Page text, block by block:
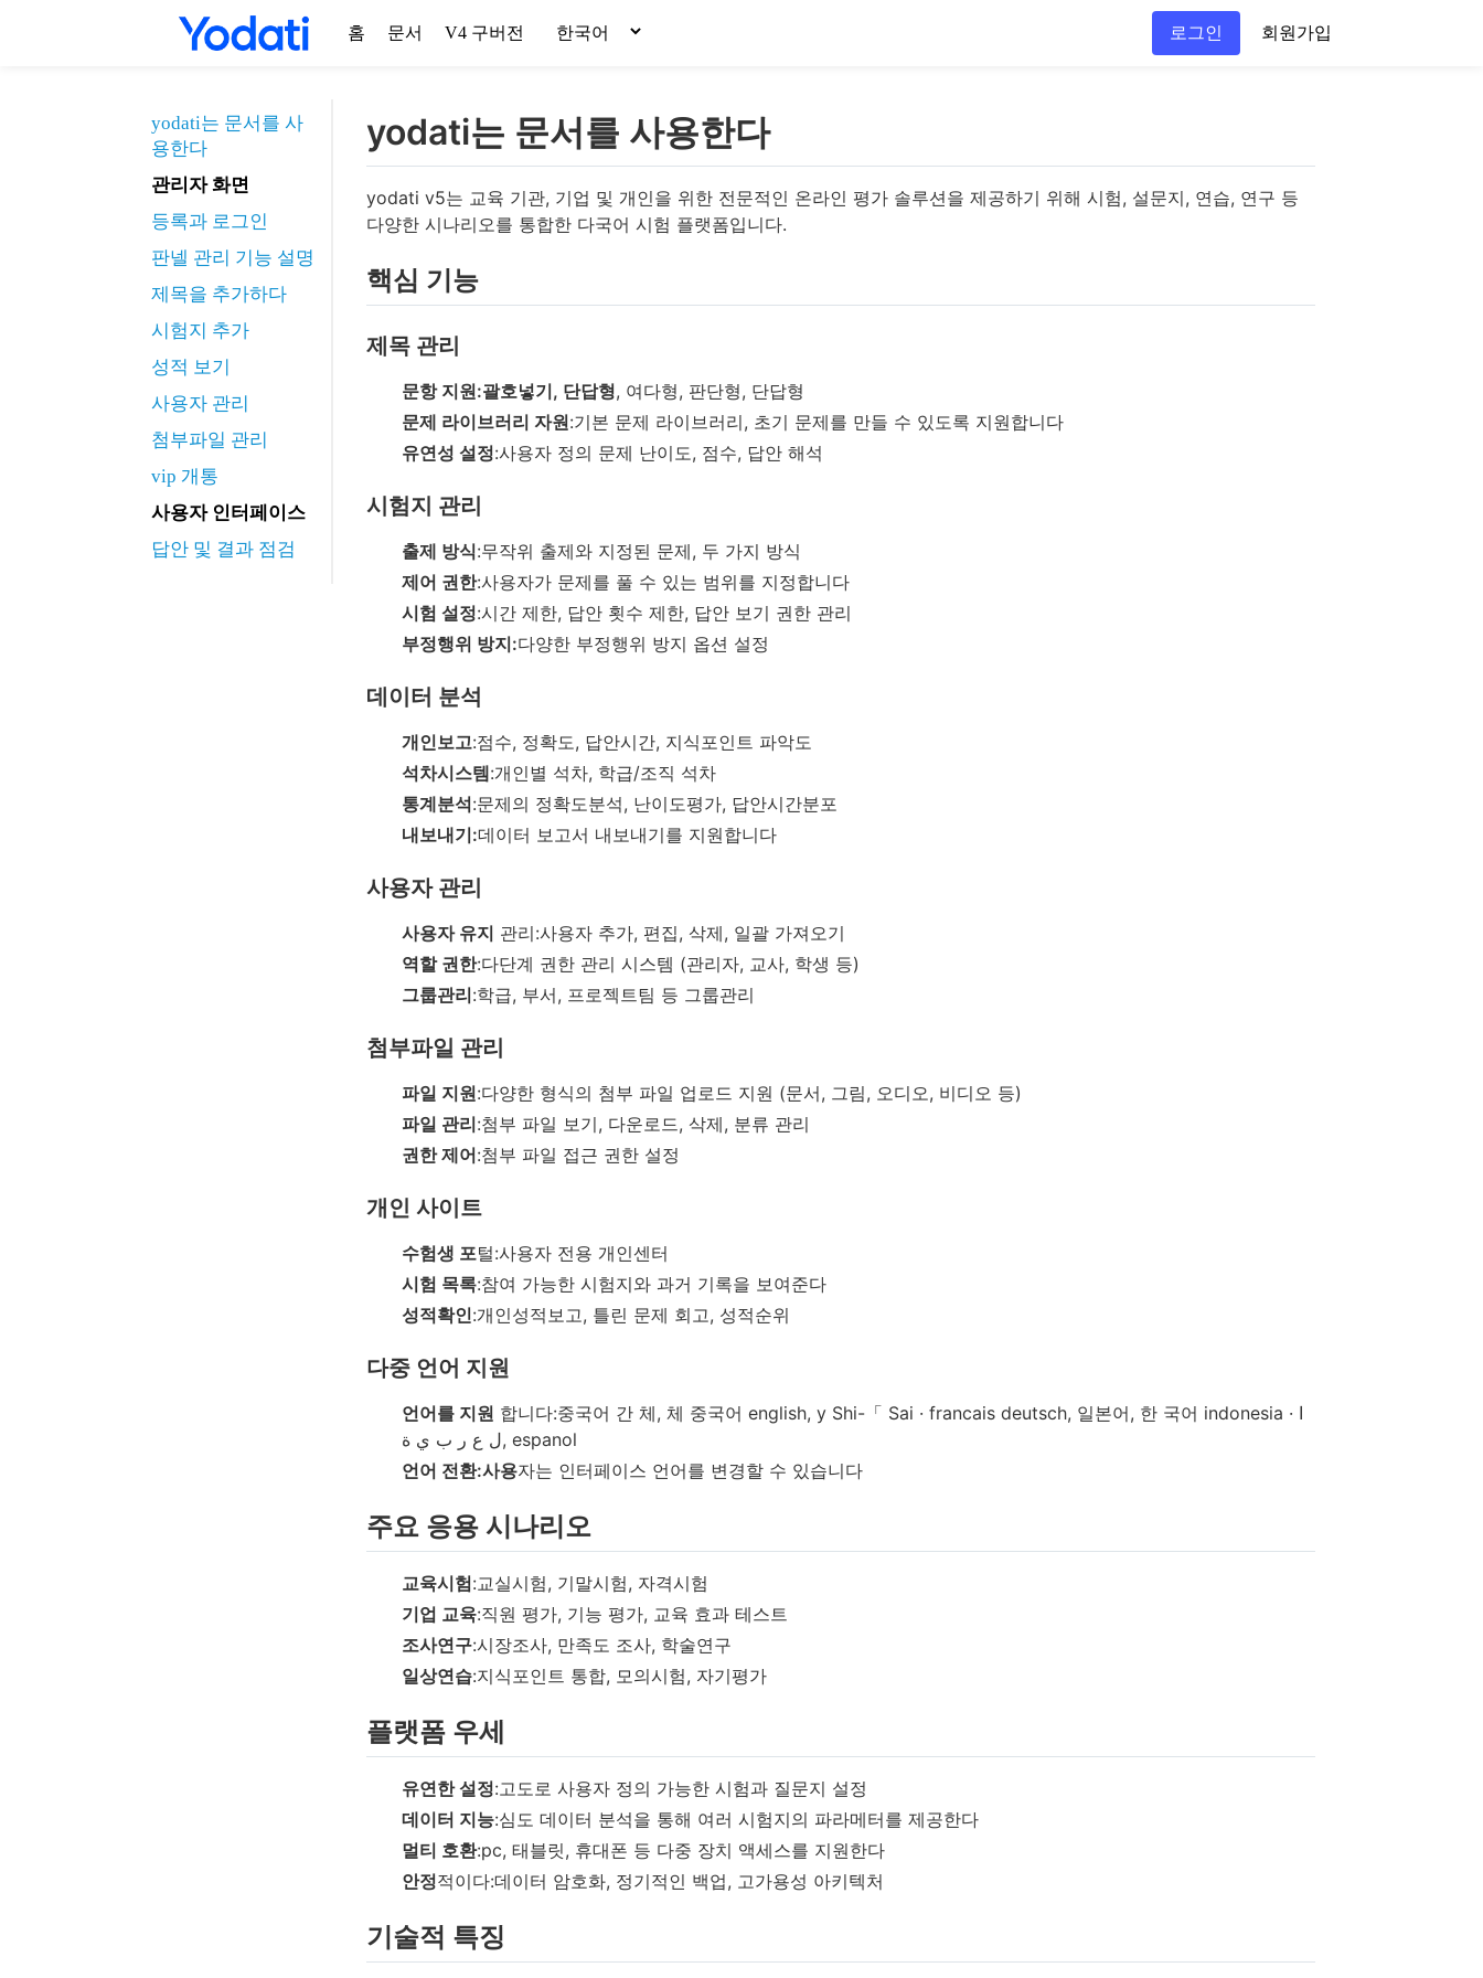
홈 문서 V4 구버전 로그인 회원가입
yodati는 문서를 사
용한다
관리자 화면
등록과 로그인
판넬 관리 기능 설명
제목을 추가하다
시험지 추가
성적 보기
사용자 관리
첨부파일 관리
vip 개통
사용자 인터페이스
답안 및 결과 점검
yodati는 문서를 사용한다
yodati v5는 교육 기관, 기업 및 개인을 위한 전문적인 온라인 평가 솔루션을 제공하기 위해 시험, 설문지, 연습, 연구 등
다양한 시나리오를 통합한 다국어 시험 플랫폼입니다.
핵심 기능
제목 관리
문항 지원:괄호넣기, 단답형, 여다형, 판단형, 단답형
문제 라이브러리 자원:기본 문제 라이브러리, 초기 문제를 만들 수 있도록 지원합니다
유연성 설정:사용자 정의 문제 난이도, 점수, 답안 해석
시험지 관리
출제 방식:무작위 출제와 지정된 문제, 두 가지 방식
제어 권한:사용자가 문제를 풀 수 있는 범위를 지정합니다
시험 설정:시간 제한, 답안 횟수 제한, 답안 보기 권한 관리
부정행위 방지:다양한 부정행위 방지 옵션 설정
데이터 분석
개인보고:점수, 정확도, 답안시간, 지식포인트 파악도
석차시스템:개인별 석차, 학급/조직 석차
통계분석:문제의 정확도분석, 난이도평가, 답안시간분포
내보내기:데이터 보고서 내보내기를 지원합니다
사용자 관리
사용자 유지 관리:사용자 추가, 편집, 삭제, 일괄 가져오기
역할 권한:다단계 권한 관리 시스템 (관리자, 교사, 학생 등)
그룹관리:학급, 부서, 프로젝트팀 등 그룹관리
첨부파일 관리
파일 지원:다양한 형식의 첨부 파일 업로드 지원 (문서, 그림, 오디오, 비디오 등)
파일 관리:첨부 파일 보기, 다운로드, 삭제, 분류 관리
권한 제어:첨부 파일 접근 권한 설정
개인 사이트
수험생 포털:사용자 전용 개인센터
시험 목록:참여 가능한 시험지와 과거 기록을 보여준다
성적확인:개인성적보고, 틀린 문제 회고, 성적순위
다중 언어 지원
언어를 지원 합니다:중국어 간 체, 체 중국어 english, у Shi-「 Sai · francais deutsch, 일본어, 한 국어 indonesia · ا
ل ع ر ب ي ة, espanol
언어 전환:사용자는 인터페이스 언어를 변경할 수 있습니다
주요 응용 시나리오
교육시험:교실시험, 기말시험, 자격시험
기업 교육:직원 평가, 기능 평가, 교육 효과 테스트
조사연구:시장조사, 만족도 조사, 학술연구
일상연습:지식포인트 통합, 모의시험, 자기평가
플랫폼 우세
유연한 설정:고도로 사용자 정의 가능한 시험과 질문지 설정
데이터 지능:심도 데이터 분석을 통해 여러 시험지의 파라메터를 제공한다
멀티 호환:pc, 태블릿, 휴대폰 등 다중 장치 액세스를 지원한다
안정적이다:데이터 암호화, 정기적인 백업, 고가용성 아키텍처
기술적 특징